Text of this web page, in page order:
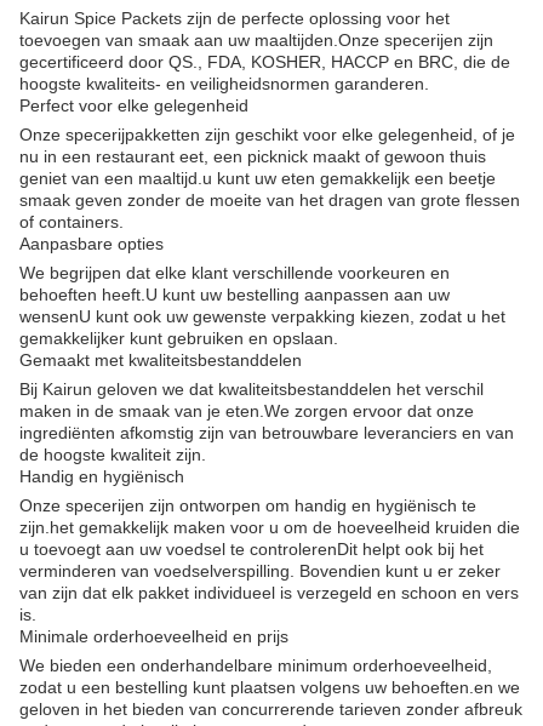
Kairun Spice Packets zijn de perfecte oplossing voor het
toevoegen van smaak aan uw maaltijden.Onze specerijen zijn
gecertificeerd door QS., FDA, KOSHER, HACCP en BRC, die de
hoogste kwaliteits- en veiligheidsnormen garanderen.
Perfect voor elke gelegenheid
Onze specerijpakketten zijn geschikt voor elke gelegenheid, of je
nu in een restaurant eet, een picknick maakt of gewoon thuis
geniet van een maaltijd.u kunt uw eten gemakkelijk een beetje
smaak geven zonder de moeite van het dragen van grote flessen
of containers.
Aanpasbare opties
We begrijpen dat elke klant verschillende voorkeuren en
behoeften heeft.U kunt uw bestelling aanpassen aan uw
wensenU kunt ook uw gewenste verpakking kiezen, zodat u het
gemakkelijker kunt gebruiken en opslaan.
Gemaakt met kwaliteitsbestanddelen
Bij Kairun geloven we dat kwaliteitsbestanddelen het verschil
maken in de smaak van je eten.We zorgen ervoor dat onze
ingrediënten afkomstig zijn van betrouwbare leveranciers en van
de hoogste kwaliteit zijn.
Handig en hygiënisch
Onze specerijen zijn ontworpen om handig en hygiënisch te
zijn.het gemakkelijk maken voor u om de hoeveelheid kruiden die
u toevoegt aan uw voedsel te controlerenDit helpt ook bij het
verminderen van voedselverspilling. Bovendien kunt u er zeker
van zijn dat elk pakket individueel is verzegeld en schoon en vers
is.
Minimale orderhoeveelheid en prijs
We bieden een onderhandelbare minimum orderhoeveelheid,
zodat u een bestelling kunt plaatsen volgens uw behoeften.en we
geloven in het bieden van concurrerende tarieven zonder afbreuk